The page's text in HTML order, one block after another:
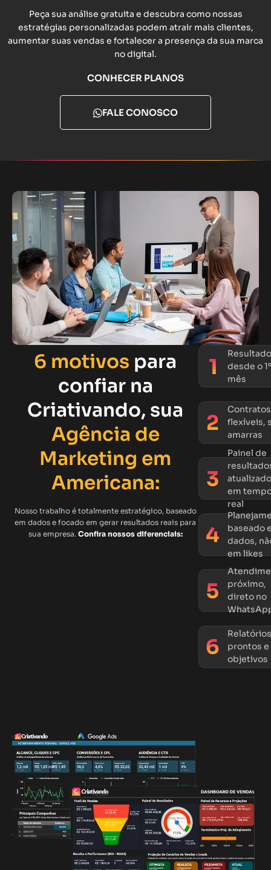
Peça sua análise gratuita e descubra como nossas
estratégias personalizadas podem atrair mais clientes,
aumentar suas vendas e fortalecer a presença da sua marca
no digital.
CONHECER PLANOS
FALE CONOSCO
6 motivos para
confiar na
Criativando, sua
Agência de
Marketing em
Americana:
Nosso trabalho é totalmente estratégico, baseado
em dados e focado em gerar resultados reais para
sua empresa. Confira nossos diferenciais:
desde o 1º
mês
Contratos
flexíveis,
amarras
Painel de
atualizado
em
real
baseado
dados,
em likes
próximo,
direto no
Relatórios
prontos e
objetivos